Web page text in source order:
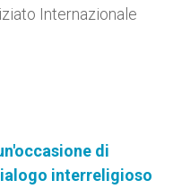
Internazionale
di
interreligioso